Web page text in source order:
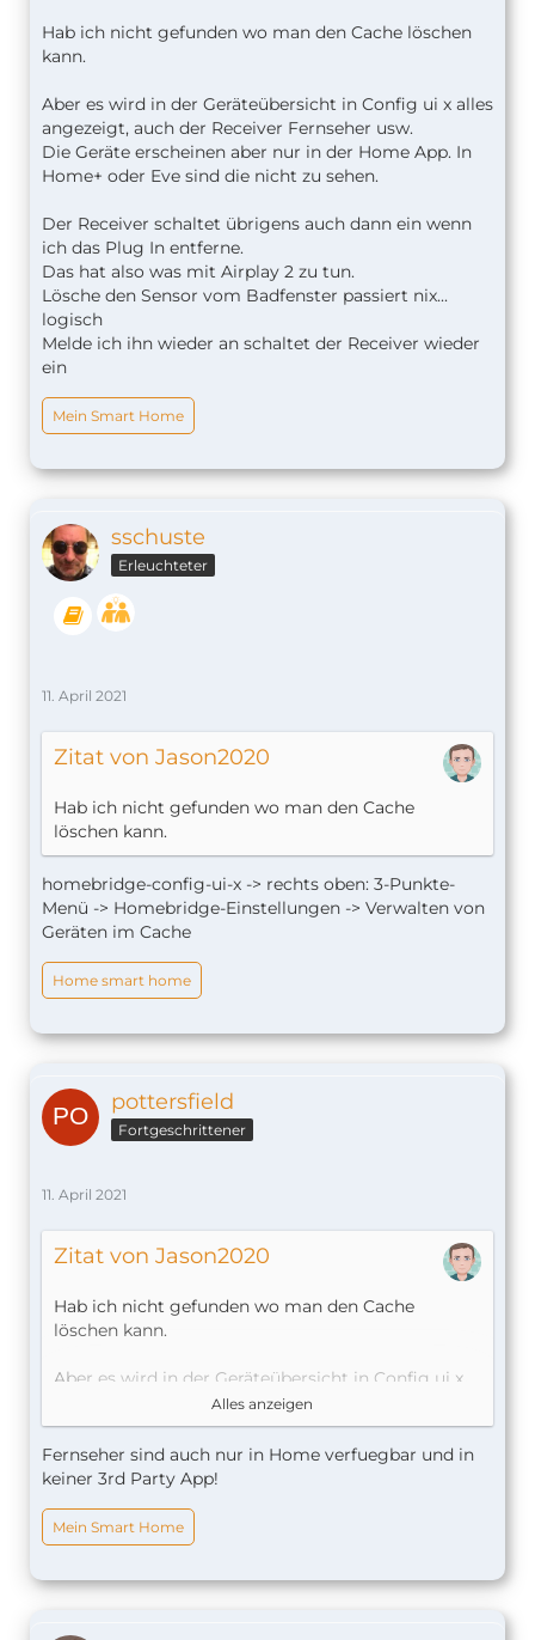
Hab ich nicht gefunden wo man den Cache löschen
kann.
Aber es wird in der Geräteübersicht in Config ui x alles
angezeigt, auch der Receiver Fernseher usw.
Die Geräte erscheinen aber nur in der Home App. In
Home+ oder Eve sind die nicht zu sehen.
Der Receiver schaltet übrigens auch dann ein wenn
ich das Plug In entferne.
Das hat also was mit Airplay 2 zu tun.
Lösche den Sensor vom Badfenster passiert nix...
logisch
Melde ich ihn wieder an schaltet der Receiver wieder
ein
Mein Smart Home
sschuste
Erleuchteter
11. April 2021
Zitat von Jason2020
Hab ich nicht gefunden wo man den Cache
löschen kann.
homebridge-config-ui-x -> rechts oben: 3-Punkte-
Menü -> Homebridge-Einstellungen -> Verwalten von
Geräten im Cache
Home smart home
pottersfield
Fortgeschrittener
11. April 2021
Zitat von Jason2020
Hab ich nicht gefunden wo man den Cache
löschen kann.
Aber es wird in der Geräteübersicht in Config ui x
alles angezeigt, auch der Receiver Fernseher usw.
Die Geräte erscheinen aber nur in der Home App.
In Home+ oder Eve sind die nicht zu sehen.
wenn ich das Plug In entferne.
Das hat also was mit Airplay 2 zu tun.
logisch
Alles anzeigen
Fernseher sind auch nur in Home verfuegbar und in
keiner 3rd Party App!
Mein Smart Home